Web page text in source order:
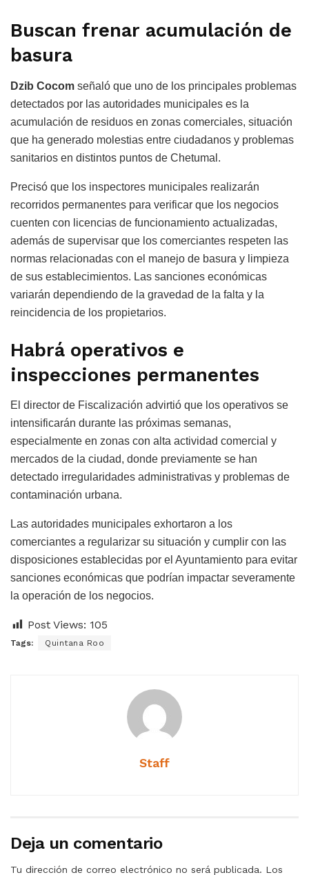
Buscan frenar acumulación de
basura
Dzib Cocom señaló que uno de los principales problemas
detectados por las autoridades municipales es la
acumulación de residuos en zonas comerciales, situación
que ha generado molestias entre ciudadanos y problemas
sanitarios en distintos puntos de Chetumal.
Precisó que los inspectores municipales realizarán
recorridos permanentes para verificar que los negocios
cuenten con licencias de funcionamiento actualizadas,
además de supervisar que los comerciantes respeten las
normas relacionadas con el manejo de basura y limpieza
de sus establecimientos. Las sanciones económicas
variarán dependiendo de la gravedad de la falta y la
reincidencia de los propietarios.
Habrá operativos e
inspecciones permanentes
El director de Fiscalización advirtió que los operativos se
intensificarán durante las próximas semanas,
especialmente en zonas con alta actividad comercial y
mercados de la ciudad, donde previamente se han
detectado irregularidades administrativas y problemas de
contaminación urbana.
Las autoridades municipales exhortaron a los
comerciantes a regularizar su situación y cumplir con las
disposiciones establecidas por el Ayuntamiento para evitar
sanciones económicas que podrían impactar severamente
la operación de los negocios.
Post Views: 105
Tags: Quintana Roo
Staff
Deja un comentario
Tu dirección de correo electrónico no será publicada. Los